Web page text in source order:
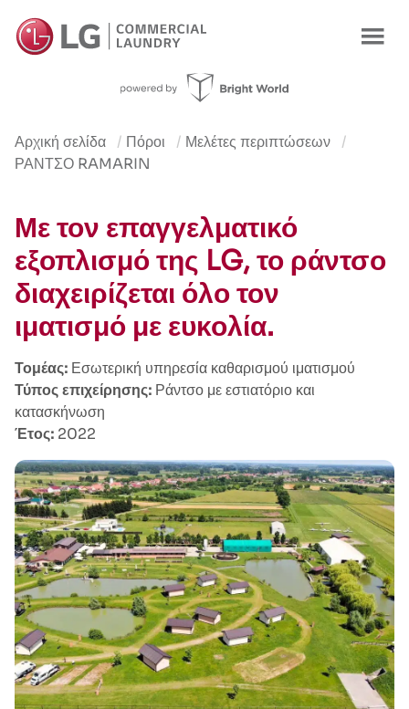
Αρχική σελίδα Πόροι
Μελέτες περιπτώσεων
ΡΆΝΤΣΟ RAMARIN
Με τον επαγγελματικό
εξοπλισμό της LG, το ράντσο
διαχειρίζεται όλο τον
ιματισμό με ευκολία.
Τομέας: Εσωτερική υπηρεσία καθαρισμού ιματισμού
Τύπος επιχείρησης: Ράντσο με εστιατόριο και
κατασκήνωση
Έτος: 2022